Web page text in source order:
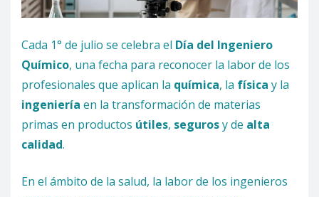
Cada 1° de julio se celebra el Día del Ingeniero
Químico, una fecha para reconocer la labor de los
profesionales que aplican la química, la física y la
ingeniería en la transformación de materias
primas en productos útiles, segurosy de alta
calidad.
En el ámbito de la salud, la labor de los ingenieros